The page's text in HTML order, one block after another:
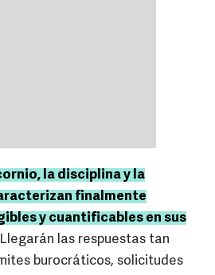
la disciplina y la
finalmente
y cuantificables en sus
Llegarán las respuestas tan
burocráticos, solicitudes